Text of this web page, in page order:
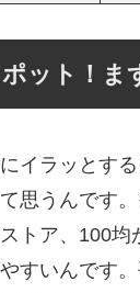
ット！ま
イラッとす
思うんです
トア、100
すいんです